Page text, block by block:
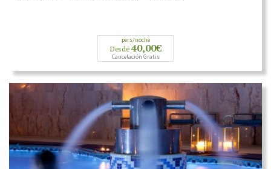
pers/noche
Desde 40,00€
Cancelación Gratis